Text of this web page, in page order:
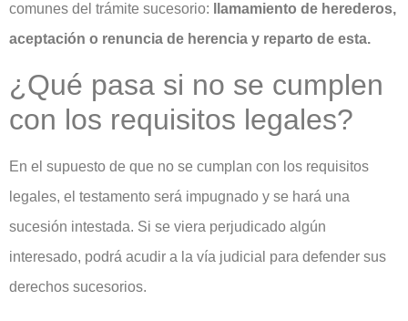
comunes del trámite sucesorio: llamamiento de herederos,
aceptación o renuncia de herencia y reparto de esta.
¿Qué pasa si no se cumplen
con los requisitos legales?
En el supuesto de que no se cumplan con los requisitos
legales, el testamento será impugnado y se hará una
sucesión intestada. Si se viera perjudicado algún
interesado, podrá acudir a la vía judicial para defender sus
derechos sucesorios.